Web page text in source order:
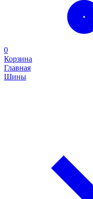
0
Корзина
Главная
Шины